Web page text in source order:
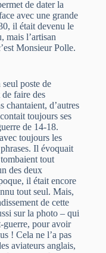
de dater la
avec une grande
il était devenu le
mais l’artisan
Monsieur Polle.
poste de
faire des
chantaient, d’autres
toujours ses
de 14-18.
toujours les
Il évoquait
tout
des deux
il était encore
tout seul. Mais,
de cette
sur la photo – qui
guerre, pour avoir
! Cela ne l’a pas
aviateurs anglais,